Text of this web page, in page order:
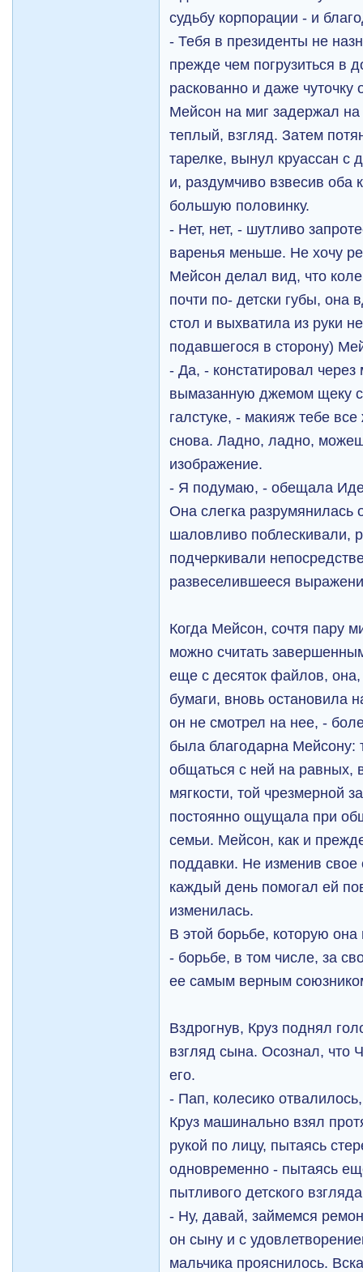
судьбу корпорации - и
- Тебя в президенты не
прежде чем погрузиться в
раскованно и даже чуточку
Мейсон на миг задержал
теплый, взгляд. Затем
тарелке, вынул круассан
и, раздумчиво взвесив оба
большую половинку.
- Нет, нет, - шутливо
варенья меньше. Не хочу
Мейсон делал вид, что
почти по- детски губы, она
стол и выхватила из руки
подавшегося в сторону)
- Да, - констатировал
вымазанную джемом щеку
галстуке, - макияж тебе
снова. Ладно, ладно,
изображение.
- Я подумаю, - обещала
Она слегка разрумянилась
шаловливо поблескивали,
подчеркивали
развеселившееся
Когда Мейсон, сочтя пару
можно считать
еще с десяток файлов,
бумаги, вновь остановила
он не смотрел на нее, -
была благодарна Мейсону:
общаться с ней на равных,
мягкости, той чрезмерной
постоянно ощущала при
семьи. Мейсон, как и
поддавки. Не изменив
каждый день помогал ей
изменилась.
В этой борьбе, которую
- борьбе, в том числе, за
ее самым верным
Вздрогнув, Круз поднял
взгляд сына. Осознал, что
его.
- Пап, колесико
Круз машинально взял
рукой по лицу, пытаясь
одновременно - пытаясь
пытливого детского
- Ну, давай, займемся
он сыну и с
мальчика прояснилось.